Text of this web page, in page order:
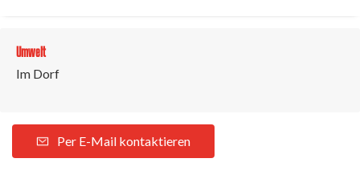
Umwelt
Im Dorf
Per E-Mail kontaktieren